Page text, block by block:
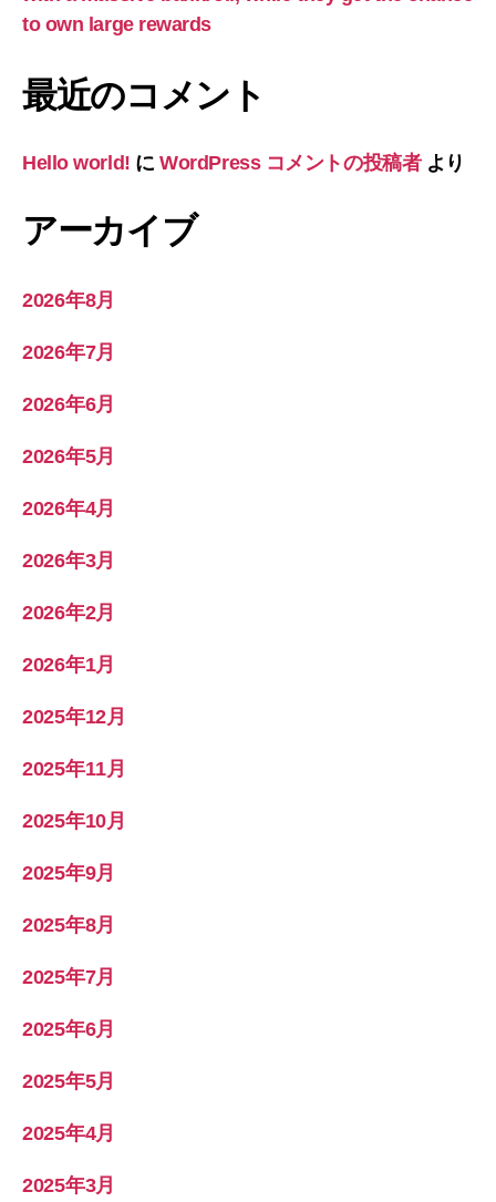
to own large rewards
最近のコメント
Hello world! にWordPress コメントの投稿者より
アーカイブ
2026年8月
2026年7月
2026年6月
2026年5月
2026年4月
2026年3月
2026年2月
2026年1月
2025年12月
2025年11月
2025年10月
2025年9月
2025年8月
2025年7月
2025年6月
2025年5月
2025年4月
2025年3月